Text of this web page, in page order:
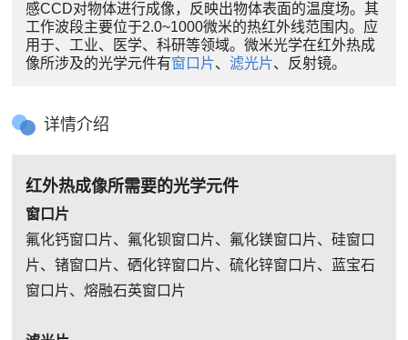
感CCD对物体进行成像，反映出物体表面的温度场。其
工作波段主要位于2.0~1000微米的热红外线范围内。应
用于、工业、医学、科研等领域。微米光学在红外热成
像所涉及的光学元件有窗口片、 滤光片、反射镜。
详情介绍
红外热成像所需要的光学元件
窗口片
氟化钙窗口片、氟化钡窗口片、氟化镁窗口片、硅窗口
片、锗窗口片、硒化锌窗口片、硫化锌窗口片、蓝宝石
窗口片、熔融石英窗口片